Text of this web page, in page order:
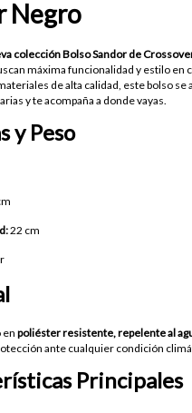
Negro
colección Bolso Sandor de
máxima funcionalidad y estilo en
de alta calidad, este bolso se
y te acompaña a donde vayas.
y Peso
22 cm
en poliéster resistente, repelente al
ante cualquier condición
Principales